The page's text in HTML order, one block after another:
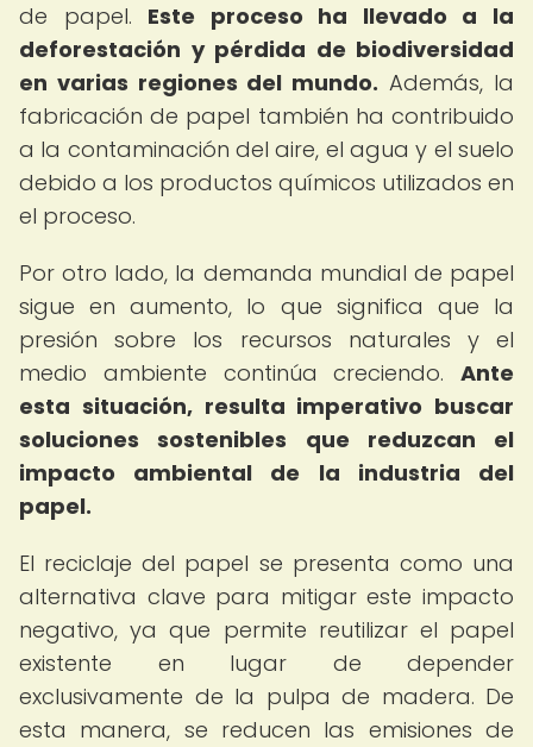
de papel. Este proceso ha llevado a la
deforestación y pérdida de biodiversidad
en varias regiones del mundo. Además, la
fabricación de papel también ha contribuido
a la contaminación del aire, el agua y el suelo
debido a los productos químicos utilizados en
el proceso.
Por otro lado, la demanda mundial de papel
sigue en aumento, lo que significa que la
presión sobre los recursos naturales y el
medio ambiente continúa creciendo. Ante
esta situación, resulta imperativo buscar
soluciones sostenibles que reduzcan el
impacto ambiental de la industria del
papel.
El reciclaje del papel se presenta como una
alternativa clave para mitigar este impacto
negativo, ya que permite reutilizar el papel
existente en lugar de depender
exclusivamente de la pulpa de madera. De
esta manera, se reducen las emisiones de